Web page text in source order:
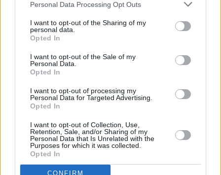
negar su consentimiento. Tenga en cuenta que algún
de su consentimiento, pero usted tiene el derecho de
rechazar tal procesamiento. Sus preferencias se aplicarán
cualquier momento entrando de nuevo en este sitio web o
visitando nuestra política de privacidad.
Personal Data Processing Opt Outs
I want to opt-out of the Sharing of my
personal data.
Opted In
I want to opt-out of the Sale of my
Personal Data.
Opted In
I want to opt-out of processing my
Personal Data for Targeted Advertising.
Opted In
I want to opt-out of Collection, Use,
Retention, Sale, and/or Sharing of my
Personal Data that Is Unrelated with the
Purposes for which it was collected.
Opted In
CONFIRM